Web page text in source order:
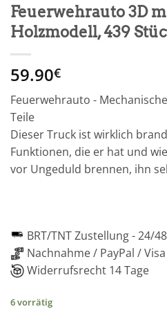
Feuerwehrauto 3D
Holzmodell, 439
59.90€
Feuerwehrauto -
Teile
Dieser Truck ist wirklich
Funktionen, die er hat und
vor Ungeduld brennen, ihn
BRT/TNT Zustellung -24/
Nachnahme / PayPal /
Widerrufsrecht 14 Tage
6 vorrätig